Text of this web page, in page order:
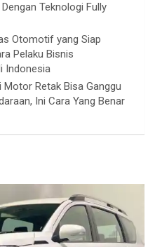
Teknologi Fully
Otomotif yang Siap
Pelaku Bisnis
Indonesia
Motor Retak Bisa Ganggu
Ini Cara Yang Benar